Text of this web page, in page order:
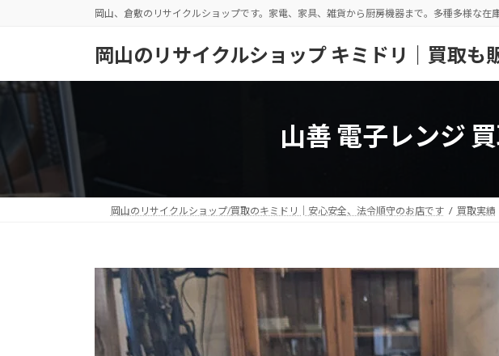
ツ
ッ
プ
シ
移
動
岡山、倉敷のリサイクルショップです。家電、家具、雑貨から厨房機器まで。多種多様な在
岡山のリサイクルショップ キミドリ｜買取も
山善 電子レンジ
岡山のリサイクルショップ/買取のキミドリ│安心安全、法令順守のお店です 買取実績